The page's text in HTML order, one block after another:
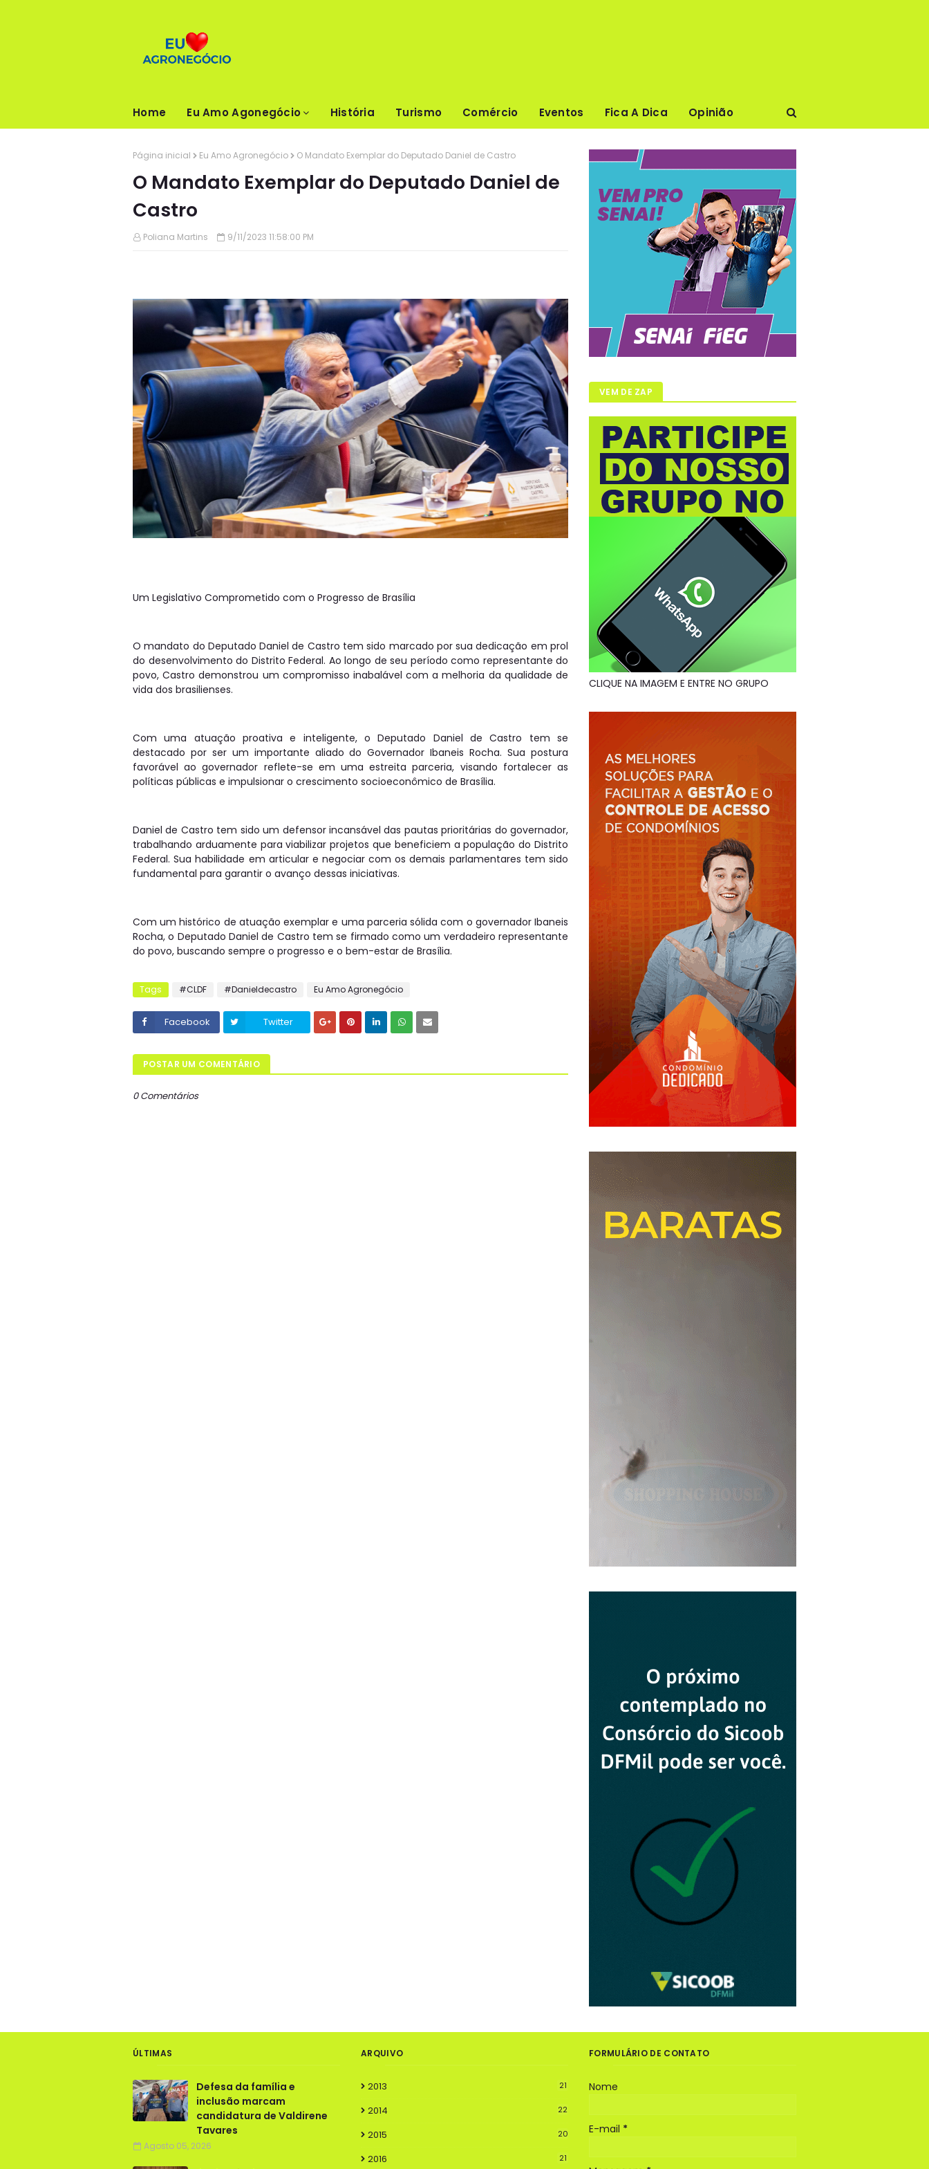
Home Eu Amo Agonegócio História Turismo Comércio Eventos Fica A Dica Opinião
Página inicial Eu Amo Agronegócio O Mandato Exemplar do Deputado Daniel de Castro
O Mandato Exemplar do Deputado Daniel de
Castro
Poliana Martins 9/11/2023 11:58:00 PM
Um Legislativo Comprometido com o Progresso de Brasília
O mandato do Deputado Daniel de Castro tem sido marcado por sua dedicação em prol
do desenvolvimento do Distrito Federal. Ao longo de seu período como representante do
povo, Castro demonstrou um compromisso inabalável com a melhoria da qualidade de
vida dos brasilienses.
Com uma atuação proativa e inteligente, o Deputado Daniel de Castro tem se
destacado por ser um importante aliado do Governador Ibaneis Rocha. Sua postura
favorável ao governador reflete-se em uma estreita parceria, visando fortalecer as
políticas públicas e impulsionar o crescimento socioeconômico de Brasília.
Daniel de Castro tem sido um defensor incansável das pautas prioritárias do governador,
trabalhando arduamente para viabilizar projetos que beneficiem a população do Distrito
Federal. Sua habilidade em articular e negociar com os demais parlamentares tem sido
fundamental para garantir o avanço dessas iniciativas.
Com um histórico de atuação exemplar e uma parceria sólida com o governador Ibaneis
Rocha, o Deputado Daniel de Castro tem se firmado como um verdadeiro representante
do povo, buscando sempre o progresso e o bem-estar de Brasília.
Tags #CLDF #Danieldecastro Eu Amo Agronegócio
Facebook Twitter
POSTAR UM COMENTÁRIO
0 Comentários
VEM DE ZAP
CLIQUE NA IMAGEM E ENTRE NO GRUPO
ÚLTIMAS
Defesa da família e
inclusão marcam
candidatura de Valdirene
Tavares
Agosto 05, 2026
ARQUIVO
2013 21
2014 22
2015 20
2016 21
FORMULÁRIO DE CONTATO
Nome
E-mail *